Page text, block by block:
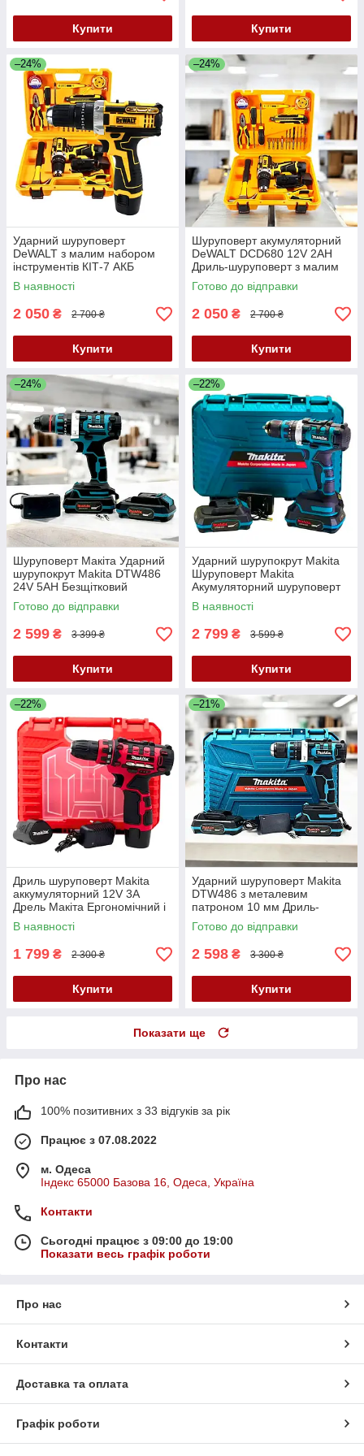
Купити Купити
–24%
Ударний шуруповерт
DeWALT з малим набором
інструментів КІТ-7 АКБ
шуруповерт Деволт 12V 2AH
В наявності
2 050 ₴ 2 700 ₴
Купити
–24%
Шуруповерт акумуляторний
DeWALT DCD680 12V 2AH
Дриль-шуруповерт з малим
набором інструментів Деволт
Готово до відправки
2 050 ₴ 2 700 ₴
Купити
–24%
Шуруповерт Макіта Ударний
шурупокрут Makita DTW486
24V 5AH Безщітковий
акумуляторний шуруповерт
Готово до відправки
2 599 ₴ 3 399 ₴
Купити
–22%
Ударний шурупокрут Makita
Шуруповерт Makita
Акумуляторний шуруповерт
24V 5AH Ергономічний
шуруповерт
В наявності
2 799 ₴ 3 599 ₴
Купити
–22%
Дриль шуруповерт Makita
аккумуляторний 12V 3A
Дрель Макіта Ергономічний і
потужний шуруповерт АКБ
шурупокрут
В наявності
1 799 ₴ 2 300 ₴
Купити
–21%
Ударний шуруповерт Makita
DTW486 з металевим
патроном 10 мм Дриль-
шуруповерт Макіта
Шукупокрут з АКБ 24V
Готово до відправки
2 598 ₴ 3 300 ₴
Купити
Показати ще
Про нас
100% позитивних з 33 відгуків за рік
Працює з 07.08.2022
м. Одеса
Індекс 65000 Базова 16, Одеса, Україна
Контакти
Сьогодні працює з 09:00 до 19:00
Показати весь графік роботи
Про нас
Контакти
Доставка та оплата
Графік роботи